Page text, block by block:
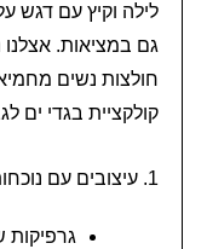
לילה וקיץ עם דגש
גם במציאות. אצלנו
קולקציית בגדי ים
1. עיצובים עם נוכחות שמדברים מוזיקה
גרפיקות